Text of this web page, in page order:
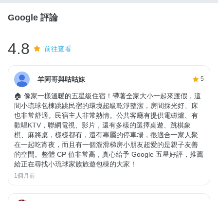
Google 評論
4.8 前往查看
羊阿哥與咕咕妹 5
🏠 像家一樣溫暖的五星級住宿！帶著全家大小一起來渡假，這
間小琉球包棟跳跳民宿的環境超級乾淨整潔，房間採光好、床
也非常舒適。民宿主人非常熱情。公共客廳有提供電磁爐、有
歡唱KTV，聯網電視、影片，還有多樣的選擇桌遊、跳棋象
棋、麻將桌，樣樣都有，還有專屬的停車場，很適合一家人聚
在一起吃宵夜，而且有一個溜滑梯房小朋友超愛的是親子友善
的空間。整體 CP 值非常高，真心給予 Google 五星好評，推薦
給正在尋找小琉球家族旅遊包棟的大家！
1個月前